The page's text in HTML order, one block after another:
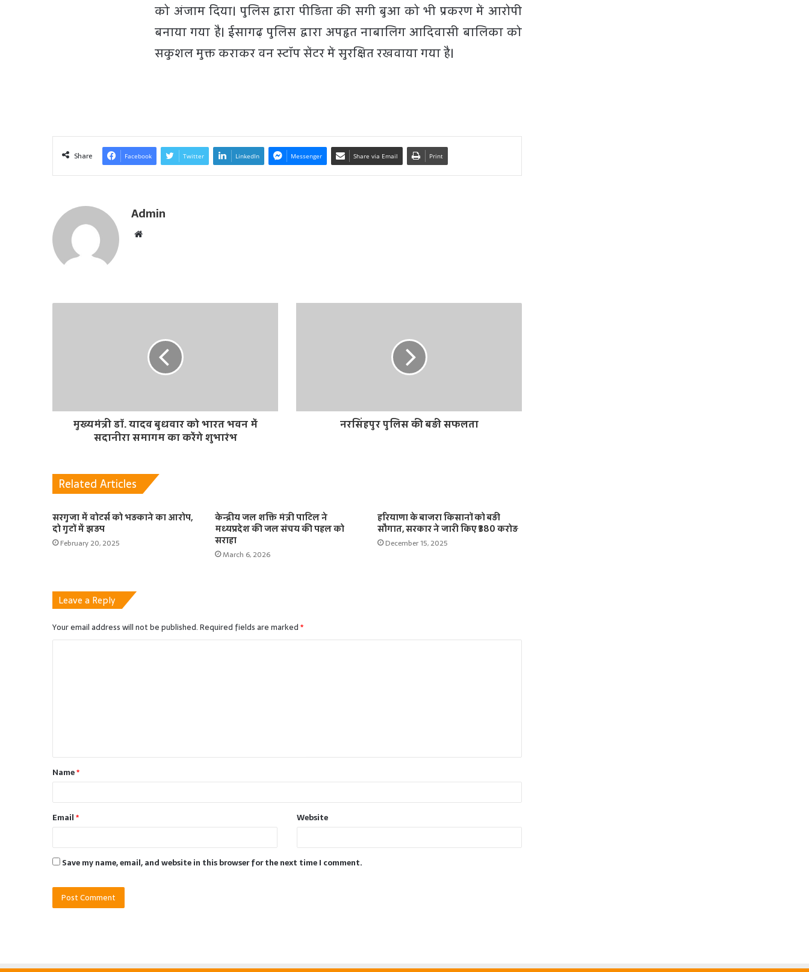
को अंजाम दिया। पुलिस द्वारा पीड़िता की सगी बुआ को भी प्रकरण में आरोपी
बनाया गया है। ईसागढ़ पुलिस द्वारा अपहृत नाबालिग आदिवासी बालिका को
सकुशल मुक्त कराकर वन स्टॉप सेंटर में सुरक्षित रखवाया गया है।
Share Facebook Twitter LinkedIn Messenger Share via Email Print
Admin
t
मुख्यमंत्री डॉ. यादव बुधवार को भारत भवन में
सदानीरा समागम का करेंगे शुभारंभ
नरसिंहपुर पुलिस की बड़ी सफलता
Related Articles
सरगुजा में वोटर्स को भड़काने का आरोप,
दो गुटों में झड़प
February 20, 2025
केन्द्रीय जल शक्ति मंत्री पाटिल ने
मध्यप्रदेश की जल संचय की पहल को
सराहा
March 6, 2026
हरियाणा के बाजरा किसानों को बड़ी
सौगात, सरकार ने जारी किए ₹380 करोड़
December 15, 2025
Leave a Reply
Your email address will not be published.Required fields are marked*
t
*Name*
Email* Website
Save my name, email, and website in this browser for the next time I comment.